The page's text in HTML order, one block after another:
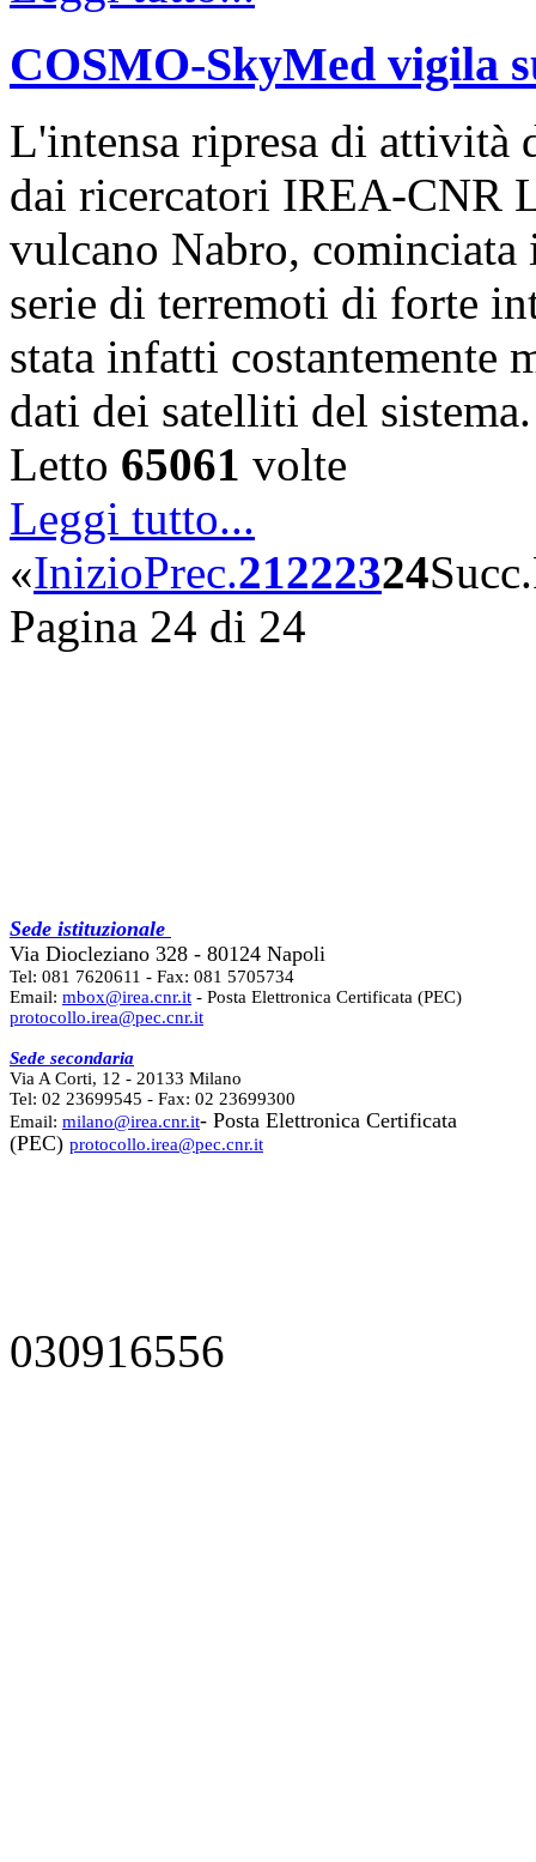
COSMO-SkyMed vigila
L'intensa ripresa di attività
dai ricercatori IREA-CNR
vulcano Nabro,
serie di terremoti di forte
stata infatti costantemente
dati dei satelliti del
Letto 65061 volte
Leggi tutto...
«InizioPrec.21222324Succ.
Pagina 24 di 24
Sede istituzionale
Via Diocleziano 328 - 80124 Napoli
Tel: 081 7620611 - Fax: 081 5705734
Email: mbox@irea.cnr.it - Posta Elettronica Certificata (PEC)
protocollo.irea@pec.cnr.it
Sede secondaria
Via A Corti, 12 - 20133 Milano
Tel: 02 23699545 - Fax: 02 23699300
Email: milano@irea.cnr.it- Posta Elettronica Certificata
(PEC) protocollo.irea@pec.cnr.it
030916556